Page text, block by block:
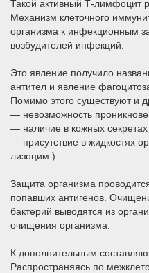
Такой активный Т-лимфоцит
Механизм клеточного
организма к инфекционным
возбудителей инфекций.
Это явление получило
антител и явление
Помимо этого существуют и
— невозможность
— наличие в кожных
— присутствие в жидкостях
лизоцим ).
Защита организма
попавших антигенов.
бактерий выводятся из
очищения организма.
К дополнительным
Распространяясь по